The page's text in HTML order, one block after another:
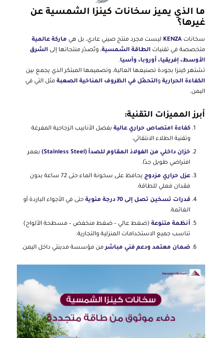
ما الذي يميز سخانات كينزا الشمسية عن
غيرها؟
سخانات KENZA ليست مجرد منتج صيني عادي، بل هي ماركة عالمية
متخصصة في تقنيات الطاقة الشمسية، وتُصدّر منتجاتها إلى الشرق
الأوسط، إفريقيا، أوروبا، وآسيا.
تشتهر كينزا بجودة تصنيعها العالية، وتصميمها المبتكر الذي يجمع بين
الكفاءة الحراريةوالتحمّل في الظروف المناخية الصعبةمثل التي في
اليمن.
أبرز المميزات التقنية:
كفاءة امتصاص حراري عاليةبفضل الأنابيب الزجاجية المفرغة
وتقنية الطلاء الانتقائي.
خزان داخلي من الفولاذ المقاوم للصدأ (Stainless Steel)
بعمر
افتراضي طويل جدًا.
عزل حراري مزدوج
يحافظ على سخونة الماء حتى 72 ساعة بدون
فقدان فعلي للطاقة.
قدرات تسخين تصل إلى 70 درجة مئوية
حتى في الأجواء الباردة أو
الغائمة.
أنظمة متنوعة(ضغط عالي – ضغط منخفض – مسطحة الألواح)
تناسب جميع الاستخدامات المنزلية والتجارية.
ضمان معتمد ودعم فني مباشرمن مؤسسة مدينتي داخل اليمن.